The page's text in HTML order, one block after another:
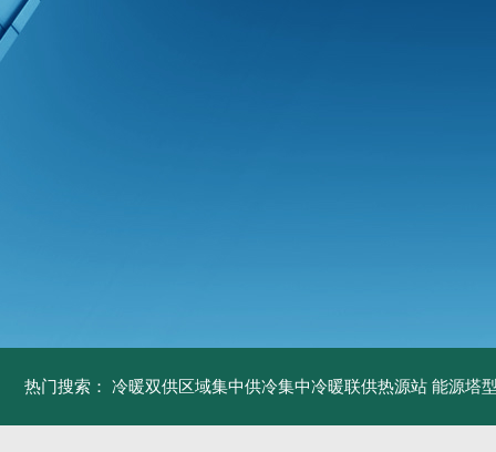
热门搜索： 冷暖双供区域集中供冷集中冷暖联供热源站 能源塔